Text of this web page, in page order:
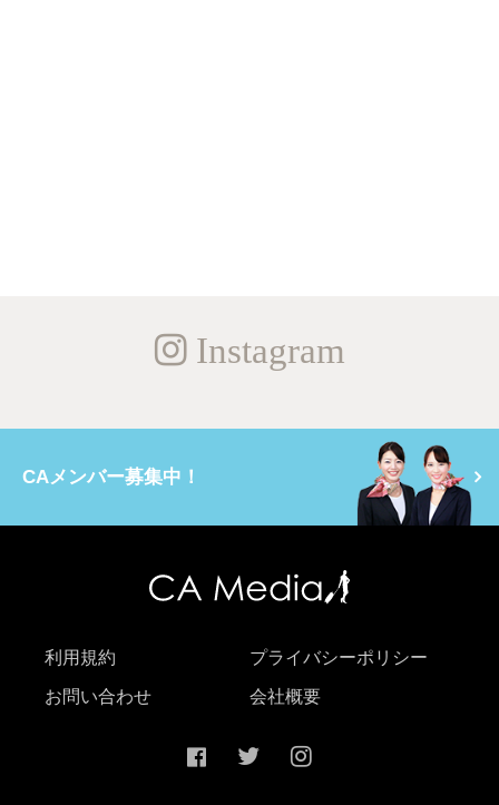
Instagram
CAメンバー募集中！
利用規約 プライバシーポリシー
お問い合わせ 会社概要